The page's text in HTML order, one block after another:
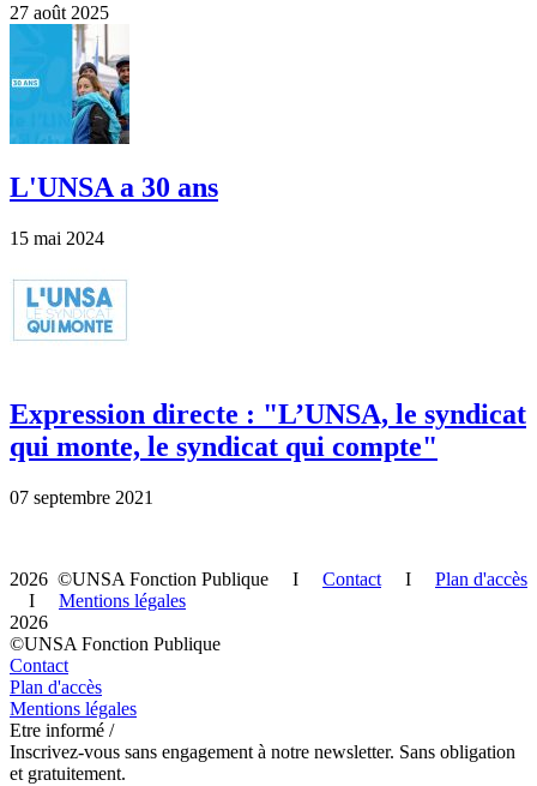
27 août 2025
L'UNSA a 30 ans
15 mai 2024
Expression directe : "L’UNSA, le syndicat
qui monte, le syndicat qui compte"
07 septembre 2021
2026 ©UNSA Fonction Publique I Contact I Plan d'accès
I Mentions légales
2026
©UNSA Fonction Publique
Contact
Plan d'accès
Mentions légales
Etre informé /
Inscrivez-vous sans engagement à notre newsletter. Sans obligation
et gratuitement.